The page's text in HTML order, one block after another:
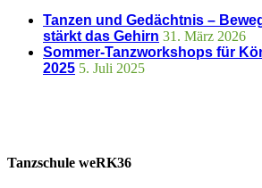
Tanzen und Gedächtnis –
stärkt das Gehirn 31. März 2026
Sommer-Tanzworkshops für
2025 5. Juli 2025
Tanzschule weRK36